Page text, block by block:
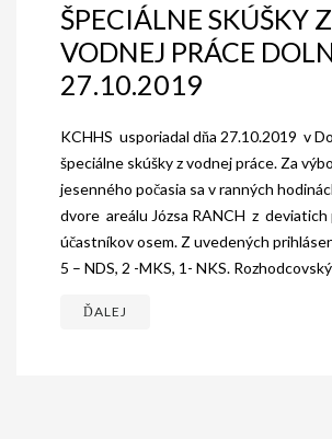
ŠPECIÁLNE SKÚŠKY Z
VODNEJ PRÁCE
27.10.2019
KCHHS usporiadal dňa 27.10.2019 v
špeciálne skúšky z vodnej práce. Za
jesenného počasia sa v ranných
dvore areálu Józsa RANCH z deviatich
účastníkov osem. Z uvedených
5 – NDS, 2 -MKS, 1- NKS.
ĎALEJ